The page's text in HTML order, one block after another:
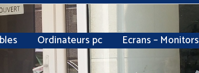
Ordinateurs pc Ecrans – Monitors